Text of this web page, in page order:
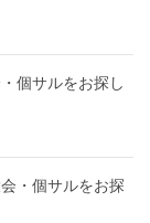
個サルをお探し
・個サルをお探